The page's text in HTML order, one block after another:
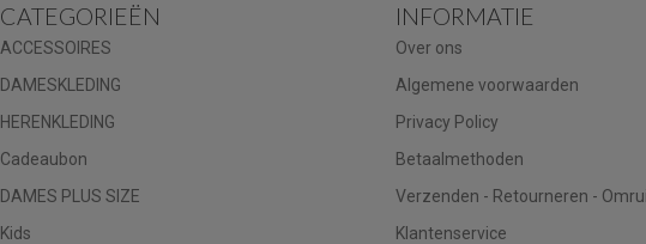
CATEGORIEËN
ACCESSOIRES
DAMESKLEDING
HERENKLEDING
Cadeaubon
DAMES PLUS SIZE
Kids
INFORMATIE
Over ons
Algemene voorwaarden
Privacy Policy
Betaalmethoden
Verzenden - Retourneren -
Klantenservice